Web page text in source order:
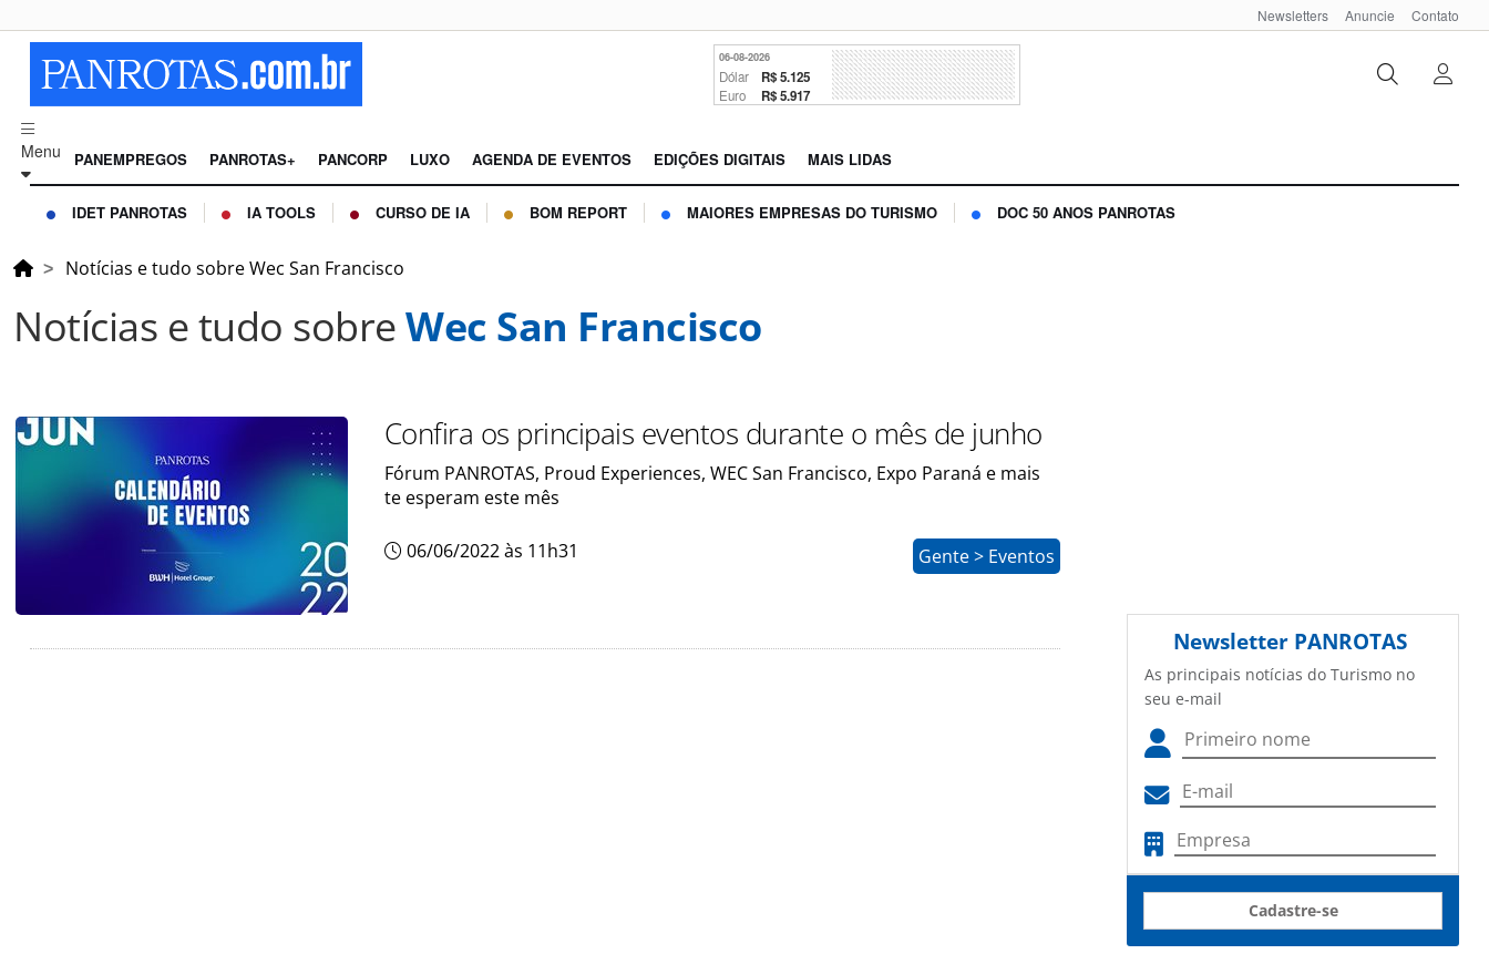
Newsletters Anuncie Contato
06-08-2026
Dólar R$ 5.125
Euro R$ 5.917
Menu PANEMPREGOS PANROTAS+ PANCORP LUXO AGENDA DE EVENTOS EDIÇÕES DIGITAIS MAIS LIDAS
IDET PANROTAS IA TOOLS CURSO DE IA BOM REPORT MAIORES EMPRESAS DO TURISMO DOC 50 ANOS PANROTAS
Notícias e tudo sobre Wec San Francisco
Notícias e tudo sobreWec San Francisco
Confira os principais eventos durante o mês de junho
Fórum PANROTAS, Proud Experiences, WEC San Francisco, Expo Paraná e mais
te esperam este mês
06/06/2022 às 11h31 Gente > Eventos
Newsletter PANROTAS
As principais notícias do Turismo no
seu e-mail
Cadastre-se